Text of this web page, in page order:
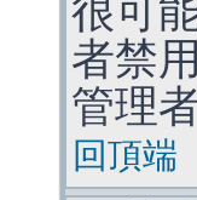
很可
者禁
管理
回頂端